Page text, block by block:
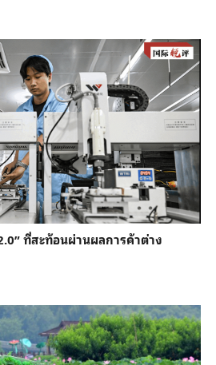
ที่สะท้อนผ่านผลการค้าต่าง